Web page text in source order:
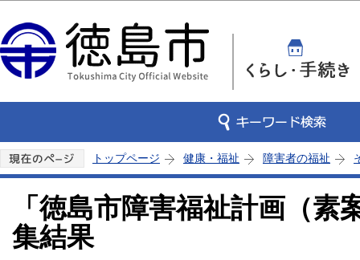
トップページ 健康・福祉 障害者の福祉
「徳島市障害福祉計画（素
集結果